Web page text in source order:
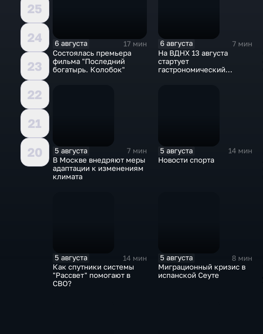
25
24
23
22
21
20
6 августа
17 мин
Состоялась премьера
фильма "Последний
богатырь. Колобок"
6 августа
7 мин
На ВДНХ 13 августа
стартует
гастрономический
5 августа
7 мин
В Москве внедряют меры
адаптации к изменениям
климата
5 августа
14 мин
Новости спорта
5 августа
14 мин
Как спутники системы
"Рассвет" помогают в
СВО?
5 августа
8 мин
Миграционный кризис в
испанской Сеуте